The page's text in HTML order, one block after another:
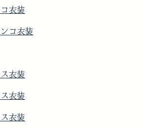
衣装
コ衣装
衣装
衣装
衣装